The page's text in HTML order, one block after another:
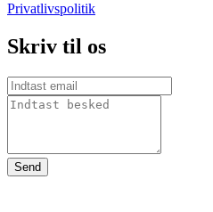
Privatlivspolitik
Skriv til os